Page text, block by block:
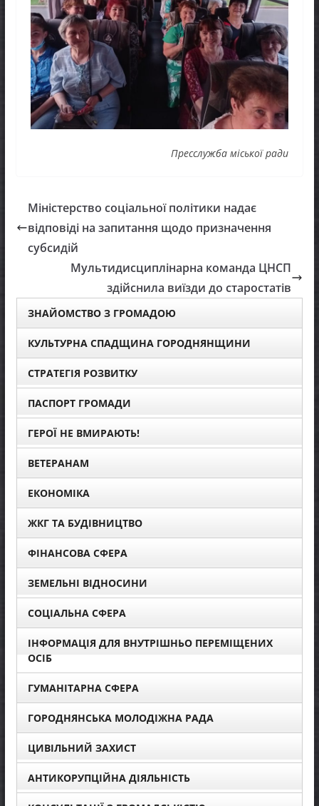
Пресслужба міської ради
Міністерство соціальної політики надає
відповіді на запитання щодо призначення
субсидій
Мультидисциплінарна команда ЦНСП
здійснила виїзди до старостатів
ЗНАЙОМСТВО З ГРОМАДОЮ
КУЛЬТУРНА СПАДЩИНА ГОРОДНЯНЩИНИ
СТРАТЕГІЯ РОЗВИТКУ
ПАСПОРТ ГРОМАДИ
ГЕРОЇ НЕ ВМИРАЮТЬ!
ВЕТЕРАНАМ
ЕКОНОМІКА
ЖКГ ТА БУДІВНИЦТВО
ФІНАНСОВА СФЕРА
ЗЕМЕЛЬНІ ВІДНОСИНИ
СОЦІАЛЬНА СФЕРА
ІНФОРМАЦІЯ ДЛЯ ВНУТРІШНЬО ПЕРЕМІЩЕНИХ
ОСІБ
ГУМАНІТАРНА СФЕРА
ГОРОДНЯНСЬКА МОЛОДІЖНА РАДА
ЦИВІЛЬНИЙ ЗАХИСТ
АНТИКОРУПЦІЙНА ДІЯЛЬНІСТЬ